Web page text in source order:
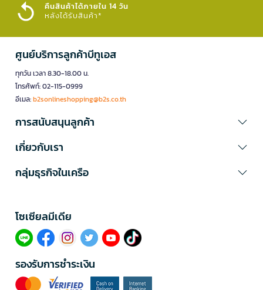
คืนสินค้าได้ภายใน 14 วัน
หลังได้รับสินค้า*
ศูนย์บริการลูกค้าบีทูเอส
ทุกวัน เวลา 8.30-18.00 น.
โทรศัพท์: 02-115-0999
อีเมล:b2sonlineshopping@b2s.co.th
การสนับสนุนลูกค้า
เกี่ยวกับเรา
กลุ่มธุรกิจในเครือ
โซเซียลมีเดีย​
รองรับการชำระเงิน